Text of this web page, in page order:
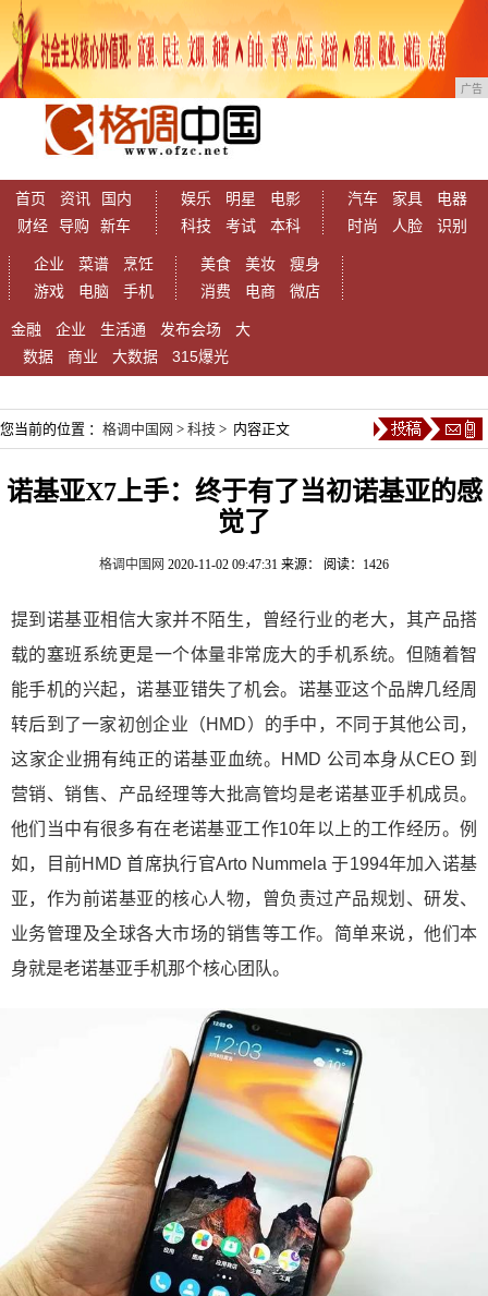
广告
首页 资讯
国内
财经
导购 新车
娱乐 明星
电影
科技
考试 本科
汽车 家具
电器
时尚
人脸 识别
企业 菜谱
烹饪
游戏
电脑 手机
美食 美妆
瘦身
消费
电商 微店
金融 企业 生活通 发布会场
大
数据
商业 大数据 315爆光
您当前的位置 ： 格调中国网 > 科技 > 内容正文
诺基亚X7上手：终于有了当初诺基亚的感
觉了
格调中国网 2020-11-02 09:47:31 来源： 阅读：1426
提到诺基亚相信大家并不陌生，曾经行业的老大，其产品搭
载的塞班系统更是一个体量非常庞大的手机系统。但随着智
能手机的兴起，诺基亚错失了机会。诺基亚这个品牌几经周
转后到了一家初创企业（HMD）的手中，不同于其他公司，
这家企业拥有纯正的诺基亚血统。HMD 公司本身从CEO 到
营销、销售、产品经理等大批高管均是老诺基亚手机成员。
他们当中有很多有在老诺基亚工作10年以上的工作经历。例
如，目前HMD 首席执行官Arto Nummela 于1994年加入诺基
亚，作为前诺基亚的核心人物，曾负责过产品规划、研发、
业务管理及全球各大市场的销售等工作。简单来说，他们本
身就是老诺基亚手机那个核心团队。